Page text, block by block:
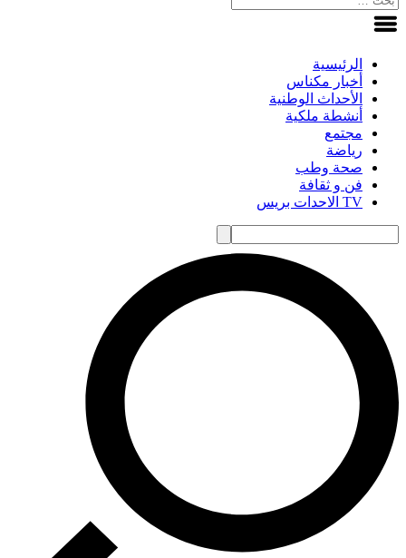
الرئيسية
أخبار مكناس
الأحداث الوطنية
أنشطة ملكية
مجتمع
رياضة
صحة وطب
فن و ثقافة
TV الاحدات بريس